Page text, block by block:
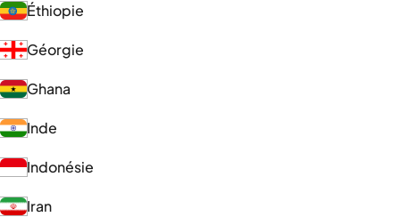
Éthiopie
Géorgie
Ghana
Inde
Indonésie
Iran